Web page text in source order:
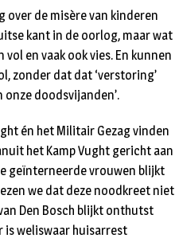
over de misère van kinderen
kant in de oorlog, maar wat
en vaak ook vies. En kunnen
zonder dat dat ‘verstoring’
onze doodsvijanden’.
én het Militair Gezag vinden
het Kamp Vught gericht aan
geïnterneerde vrouwen blijkt
we dat deze noodkreet niet
Den Bosch blijkt onthutst
is weliswaar huisarrest